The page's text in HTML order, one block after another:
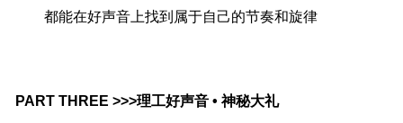
都能在好声音上找到属于自己的节奏和旋律
PART THREE >>>理工好声音 • 神秘大礼